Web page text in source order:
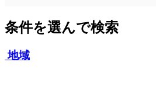
条件を選んで検索
地域